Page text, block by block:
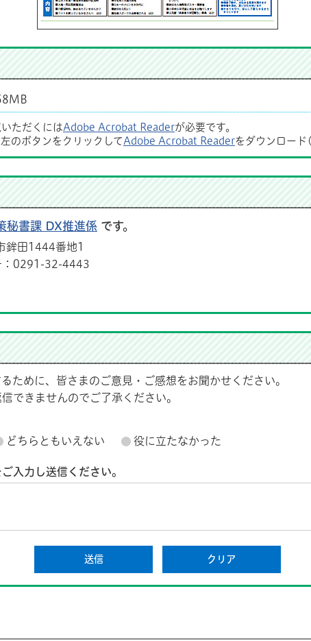
ただくにはAdobe Acrobat Readerが必要です。
のボタンをクリックして Adobe Acrobat Readerをダウンロード
秘書課 DX推進係 です。
田1444番地1
0291-32-4443
ために、皆さまのご意見・ご感想をお聞かせください。
できませんのでご了承ください。
どちらともいえない 役に立たなかった
入力し送信ください。